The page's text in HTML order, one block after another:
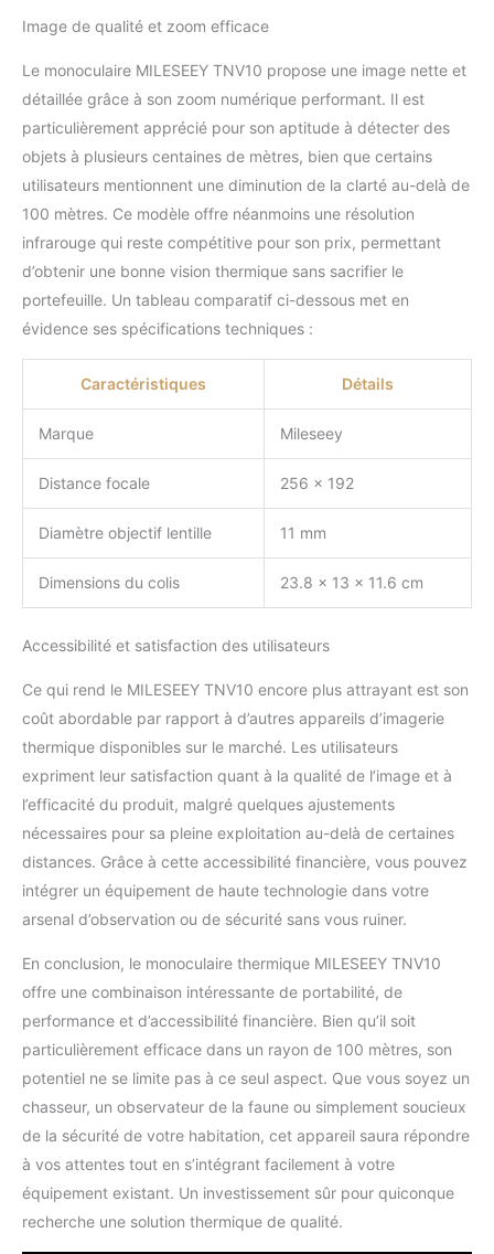
la poussière, à la pluie, à
construction robuste de
l'imageur thermique
résiste aux conditions
extérieures difficiles.
【Configuration sur
mesure】T-Recon Scout
Thermal Vision peut être
personnalisé avec une
grande variété de
modules et d'extensions.
Pour un plus grand niveau
d'applications, nous
plus à venir. 【Faites-le
commutateurs/points
chauds】Offre 5 modes
d'affichage : blanc chaud,
noir chaud, rouge chaud,
vert chaud, oxyde de fer
chaud pour un affichage
personnalisé et des
effets d'imagerie
scénarios.
Image de qualité et zoom efficace
Le monoculaire MILESEEY TNV10 propose une image nette et
détaillée grâce à son zoom numérique performant. Il est
particulièrement apprécié pour son aptitude à détecter des
objets à plusieurs centaines de mètres, bien que certains
utilisateurs mentionnent une diminution de la clarté au-delà de
100 mètres. Ce modèle offre néanmoins une résolution
infrarouge qui reste compétitive pour son prix, permettant
d’obtenir une bonne vision thermique sans sacrifier le
portefeuille. Un tableau comparatif ci-dessous met en
évidence ses spécifications techniques :
Caractéristiques Détails
Marque Mileseey
Distance focale 256 x 192
Diamètre objectif lentille 11 mm
Dimensions du colis 23.8 x 13 x 11.6 cm
Accessibilité et satisfaction des utilisateurs
Ce qui rend le MILESEEY TNV10 encore plus attrayant est son
coût abordable par rapport à d’autres appareils d’imagerie
thermique disponibles sur le marché. Les utilisateurs
expriment leur satisfaction quant à la qualité de l’image et à
l’efficacité du produit, malgré quelques ajustements
nécessaires pour sa pleine exploitation au-delà de certaines
distances. Grâce à cette accessibilité financière, vous pouvez
intégrer un équipement de haute technologie dans votre
arsenal d’observation ou de sécurité sans vous ruiner.
En conclusion, le monoculaire thermique MILESEEY TNV10
offre une combinaison intéressante de portabilité, de
performance et d’accessibilité financière. Bien qu’il soit
particulièrement efficace dans un rayon de 100 mètres, son
potentiel ne se limite pas à ce seul aspect. Que vous soyez un
chasseur, un observateur de la faune ou simplement soucieux
de la sécurité de votre habitation, cet appareil saura répondre
à vos attentes tout en s’intégrant facilement à votre
équipement existant. Un investissement sûr pour quiconque
recherche une solution thermique de qualité.